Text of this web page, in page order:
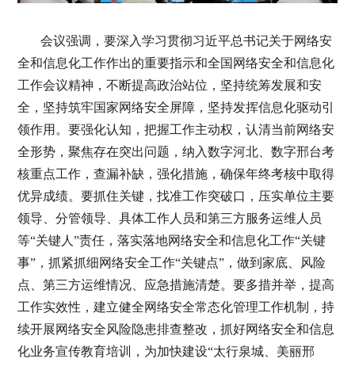
会议强调，要深入学习贯彻习近平总书记关于网络安
全和信息化工作作出的重要指示和全国网络安全和信息化
工作会议精神，不断提高政治站位，坚持统筹发展和安
全，坚持筑牢国家网络安全屏障，坚持发挥信息化驱动引
领作用。要强化认知，把握工作主动权，认清当前网络安
全形势，聚焦存在突出问题，纳入数字河北、数字邢台考
核重点工作，查漏补缺，强化措施，确保年终考核中取得
优异成绩。要抓住关键，找准工作突破口，压实单位主要
领导、分管领导、具体工作人员和第三方服务运维人员
等“关键人”责任，落实落地网络安全和信息化工作“关键
事”，抓紧抓细网络安全工作“关键点”，做到家底、风险
点、第三方运维情况、应急措施清楚。要多措并举，提高
工作实效性，建立健全网络安全常态化管理工作机制，持
续开展网络安全风险隐患排查整改，抓好网络安全和信息
化业务宣传教育培训，为加快建设“太行泉城、美丽邢